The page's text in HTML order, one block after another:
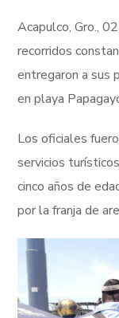
Acapulco, Gro.,
recorridos
entregaron a sus
en playa
Los oficiales
servicios
cinco años de
por la franja de